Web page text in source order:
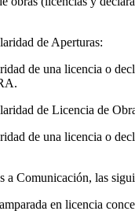
de Aperturas:
de una licencia o
de Licencia de
de una licencia o
a Comunicación, las
en licencia